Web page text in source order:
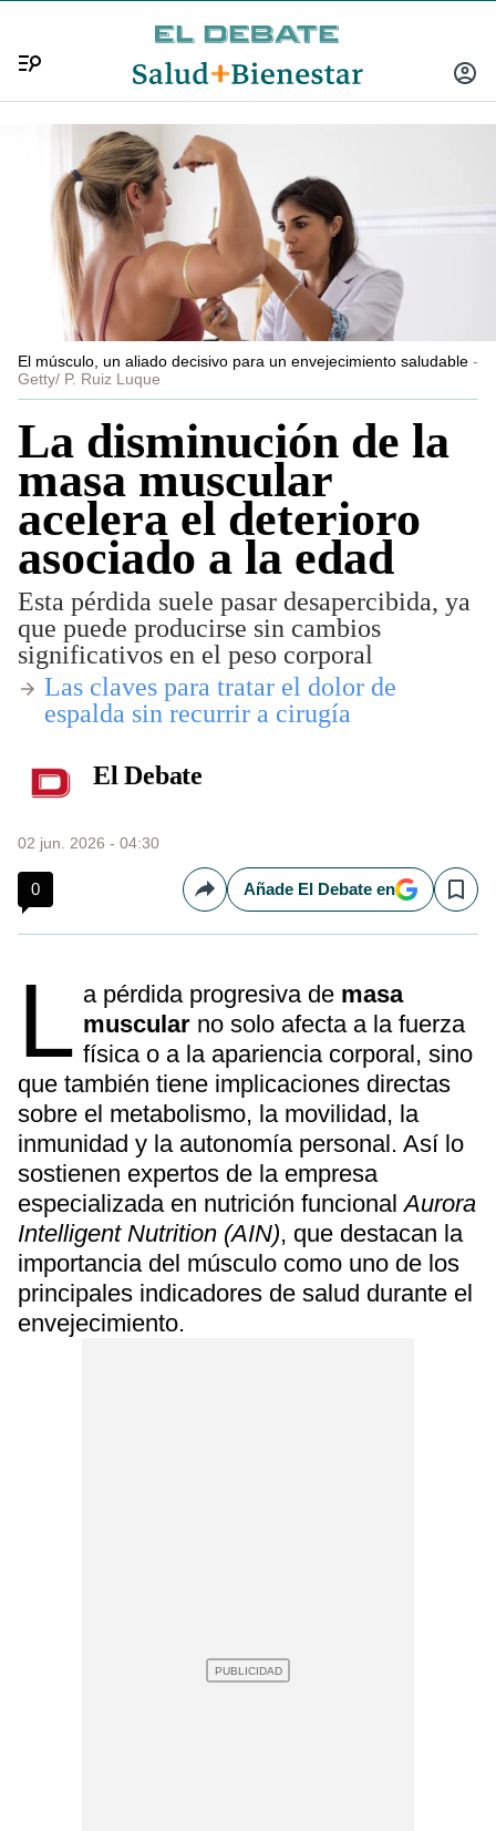
INICIAR
El músculo, un aliado decisivo para un envejecimiento saludable
Getty/ P. Ruiz Luque
La disminución de la
masa muscular
acelera el deterioro
asociado a la edad
Esta pérdida suele pasar desapercibida, ya
que puede producirse sin cambios
significativos en el peso corporal
​Las claves para tratar el dolor de
espalda sin recurrir a cirugía
El Debate
02 jun. 2026 - 04:30
0 CompartirAñade El Debate en Save
L a pérdida progresiva de masa
muscular no solo afecta a la fuerza
física o a la apariencia corporal, sino
que también tiene implicaciones directas
sobre el metabolismo, la movilidad, la
inmunidad y la autonomía personal. Así lo
sostienen expertos de la empresa
especializada en nutrición funcionalAurora
Intelligent Nutrition (AIN), que destacan la
importancia del músculo como uno de los
principales indicadores de salud durante el
envejecimiento.